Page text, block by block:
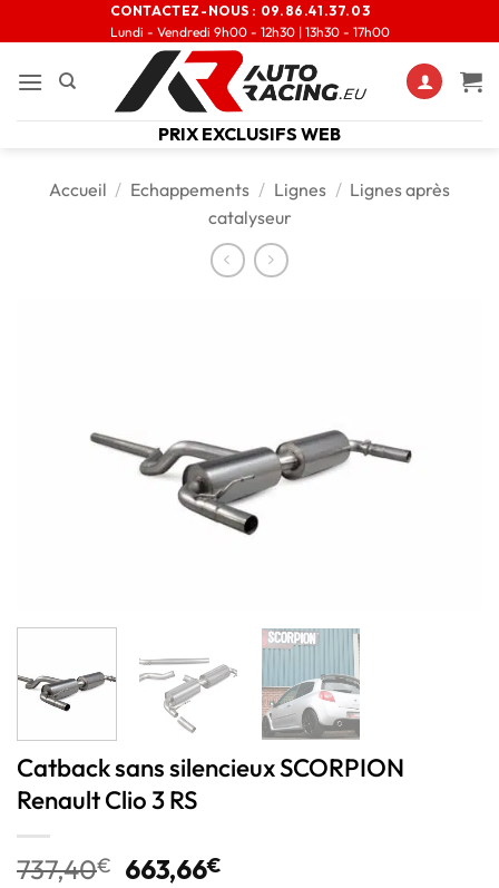
CONTACTEZ-NOUS : 09.86.41.37.03
Lundi - Vendredi 9h00 - 12h30 | 13h30 - 17h00
PRIX EXCLUSIFS WEB
Accueil / Echappements / Lignes / Lignes après
catalyseur
Catback sans silencieux SCORPION
Renault Clio 3 RS
737,40€ 663,66€